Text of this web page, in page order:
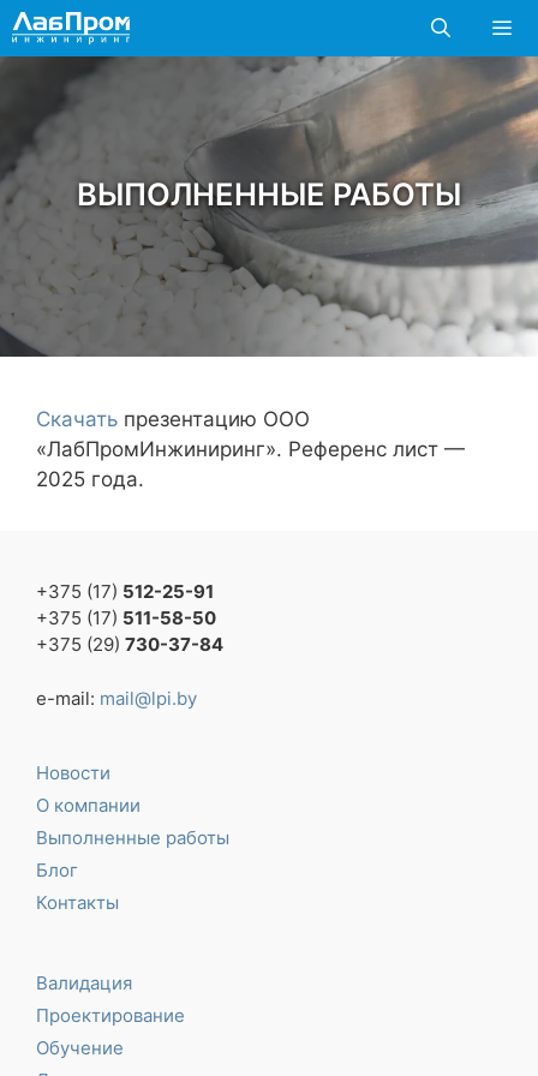
Перейти
содержимому
ВЫПОЛНЕННЫЕ РАБОТЫ
Скачать презентацию ООО
«ЛабПромИнжиниринг». Референс лист —
2025 года.
+375 (17) 512-25-91
+375 (17) 511-58-50
+375 (29) 730-37-84
e-mail: mail@lpi.by
Новости
О компании
Выполненные работы
Блог
Контакты
Валидация
Проектирование
Обучение